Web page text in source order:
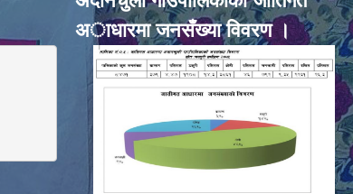
अाधारमा जनसँख्या विवरण ।